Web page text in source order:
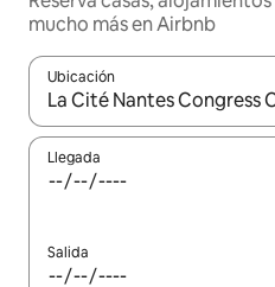
mucho más en Airbnb
Ubicación
Cuando los resultados estén
Llegada
Salida